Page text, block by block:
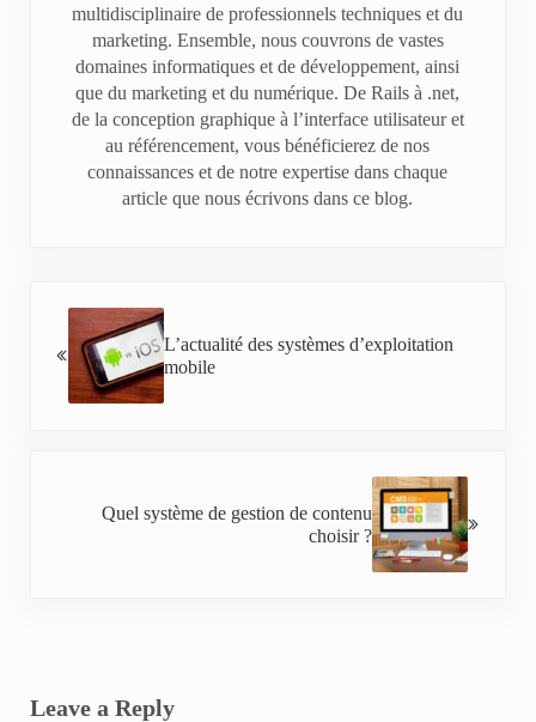
multidisciplinaire de professionnels techniques et du
marketing. Ensemble, nous couvrons de vastes
domaines informatiques et de développement, ainsi
que du marketing et du numérique. De Rails à .net,
de la conception graphique à l’interface utilisateur et
au référencement, vous bénéficierez de nos
connaissances et de notre expertise dans chaque
article que nous écrivons dans ce blog.
L’actualité des systèmes d’exploitation
mobile
Quel système de gestion de contenu
choisir ?
Leave a Reply